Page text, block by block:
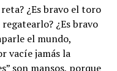
¿Es bravo el toro
¿Es bravo
el mundo,
vacíe jamás la
son mansos, porque